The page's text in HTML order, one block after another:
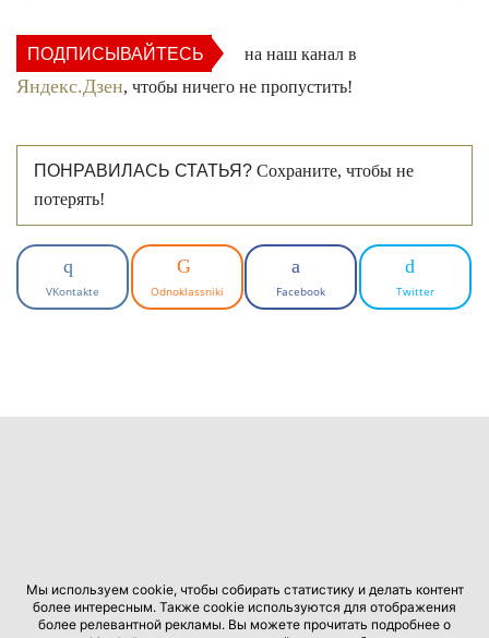
ПОДПИСЫВАЙТЕСЬ на наш канал в
Яндекс.Дзен, чтобы ничего не пропустить!
ПОНРАВИЛАСЬ СТАТЬЯ? Сохраните, чтобы не
потерять!
VKontakte Odnoklassniki Facebook Twitter
Мы используем cookie, чтобы собирать статистику и делать контент
более интересным. Также cookie используются для отображения
более релевантной рекламы. Вы можете прочитать подробнее о